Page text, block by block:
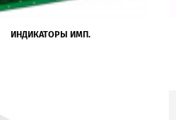
ИНДИКАТОРЫ ИМП.